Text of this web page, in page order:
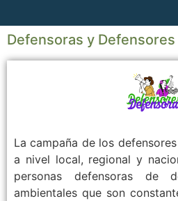
Defensoras y
La campaña de los
a nivel local, regional y
personas defensoras de
ambientales que son